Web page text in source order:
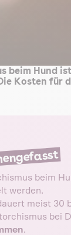
beim Hund
Kosten für
beim
werden.
dauert meist
bei
.